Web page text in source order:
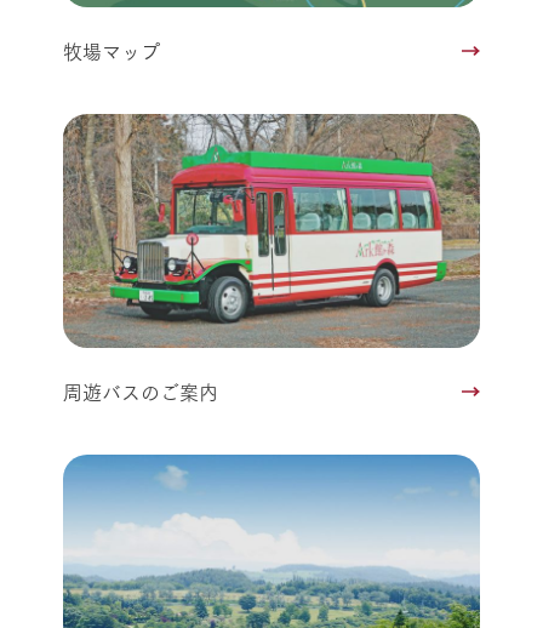
牧場マップ
周遊バスのご案内